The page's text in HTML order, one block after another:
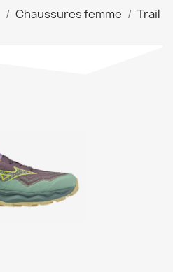
Chaussures femme
Trail